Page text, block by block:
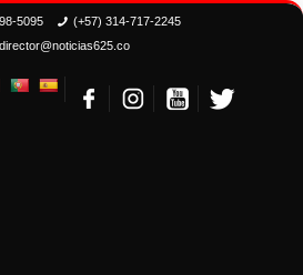
5095
(+57) 314-717-2245
director@noticias625.co